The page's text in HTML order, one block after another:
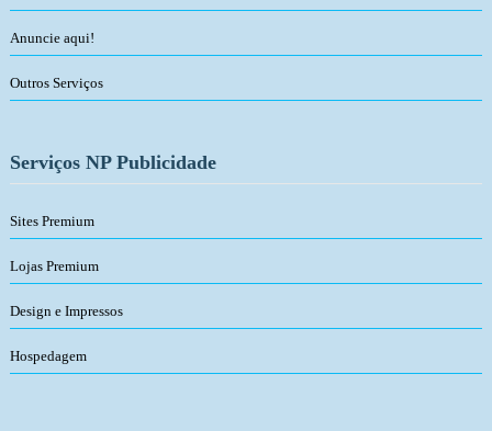
Anuncie aqui!
Outros Serviços
Serviços NP Publicidade
Sites Premium
Lojas Premium
Design e Impressos
Hospedagem